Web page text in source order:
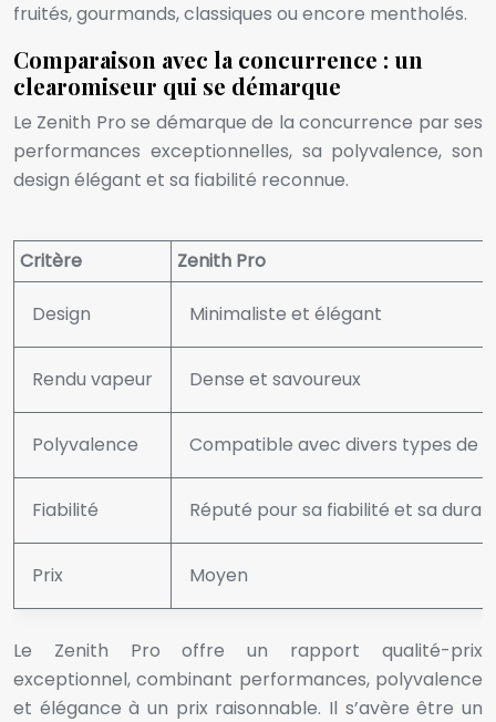
fruités, gourmands, classiques ou encore mentholés.
Comparaison avec la concurrence : un
clearomiseur qui se démarque
Le Zenith Pro se démarque de la concurrence par ses
performances exceptionnelles, sa polyvalence, son
design élégant et sa fiabilité reconnue.
Critère Zenith Pro
Design Minimaliste et élégant
Rendu vapeur Dense et savoureux
Polyvalence Compatible avec divers types de
Fiabilité Réputé pour sa fiabilité et sa
Prix Moyen
Le Zenith Pro offre un rapport qualité-prix
exceptionnel, combinant performances, polyvalence
et élégance à un prix raisonnable. Il s’avère être un